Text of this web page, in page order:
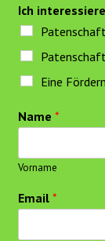
Ich
Eine
Name*
Vorname
Email*